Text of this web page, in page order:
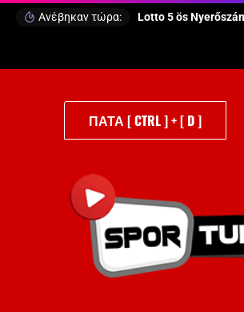
Ανέβηκαν τώρα: Lotto 5 ös
ΠΑΤΑ [ CTRL ] + [ D ]